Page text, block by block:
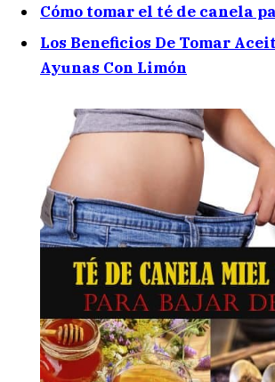
Cómo tomar el té de canela
Los Beneficios De Tomar
Ayunas Con Limón